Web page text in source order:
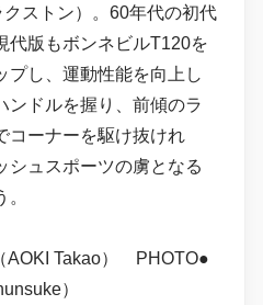
ストン）。60年代の初代
代版もボンネビルT120を
プし、運動性能を向上し
ンドルを握り、前傾のラ
コーナーを駆け抜けれ
シュスポーツの虜となる
AOKI Takao） PHOTO●
）